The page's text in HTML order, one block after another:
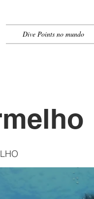
Dive Points no mundo